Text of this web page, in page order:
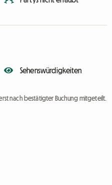
Sehenswürdigkeiten
nach bestätigter Buchung mitgeteilt.